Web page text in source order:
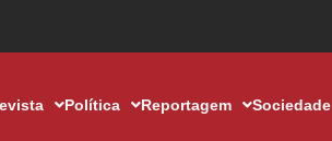
Política Reportagem Sociedade